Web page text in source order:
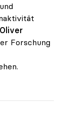
Forschung
will